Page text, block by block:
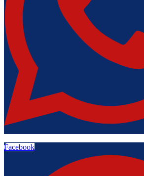
Facebook